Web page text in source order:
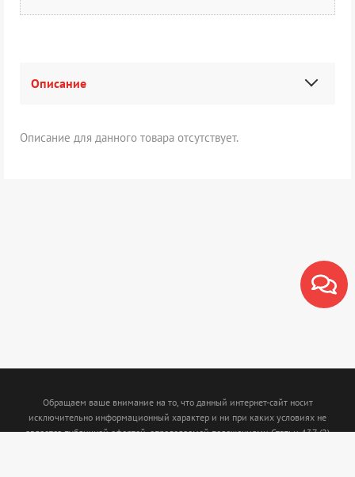
Описание
Описание для данного товара отсутствует.
Обращаем ваше внимание на то, что данный интернет-сайт носит
исключительно информационный характер и ни при каких условиях не
является публичной офертой, определяемой положениями Статьи 437 (2)